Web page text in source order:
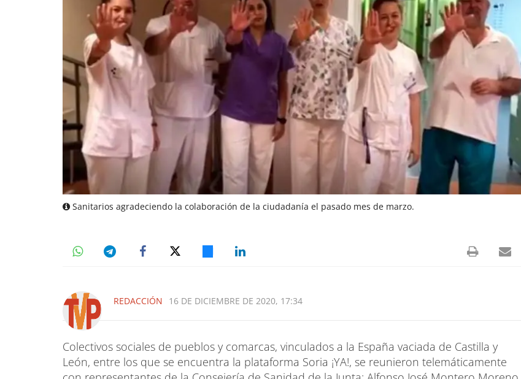
Sanitarios agradeciendo la colaboración de la ciudadanía el pasado mes de marzo.
REDACCIÓN 16 DE DICIEMBRE DE 2020, 17:34
Colectivos sociales de pueblos y comarcas, vinculados a la España vaciada de Castilla y
León, entre los que se encuentra la plataforma Soria ¡YA!, se reunieron telemáticamente